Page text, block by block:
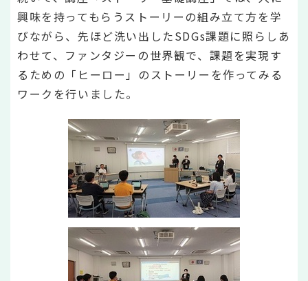
興味を持ってもらうストーリーの組み立て方を学
びながら、先ほど洗い出したSDGs課題に照らしあ
わせて、ファンタジーの世界観で、課題を実現す
るための「ヒーロー」のストーリーを作ってみる
ワークを行いました。